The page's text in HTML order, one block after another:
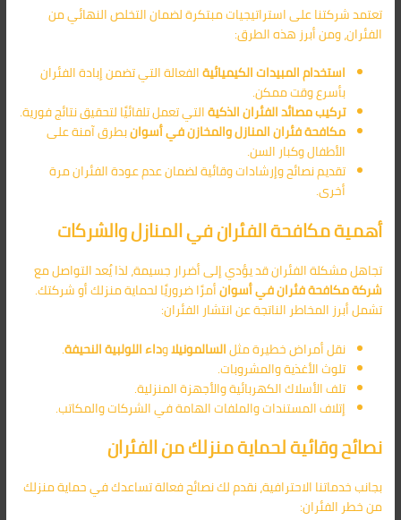
تعتمد شركتنا على استراتيجيات مبتكرة لضمان التخلص النهائي من
الفئران، ومن أبرز هذه الطرق:
استخدام المبيدات الكيميائيةالفعالة التي تضمن إبادة الفئران
بأسرع وقت ممكن.
تركيب مصائد الفئران الذكيةالتي تعمل تلقائيًا لتحقيق نتائج فورية.
مكافحة فئران المنازل والمخازن في أسوانبطرق آمنة على
الأطفال وكبار السن.
تقديم نصائح وإرشادات وقائية لضمان عدم عودة الفئران مرة
أخرى.
أهمية مكافحة الفئران في المنازل والشركات
تجاهل مشكلة الفئران قد يؤدي إلى أضرار جسيمة، لذا يُعد التواصل مع
شركة مكافحة فئران في أسوانأمرًا ضروريًا لحماية منزلك أو شركتك.
تشمل أبرز المخاطر الناتجة عن انتشار الفئران:
نقل أمراض خطيرة مثلالسالمونيلاوداء اللولبية النحيفة.
تلوث الأغذية والمشروبات.
تلف الأسلاك الكهربائية والأجهزة المنزلية.
إتلاف المستندات والملفات الهامة في الشركات والمكاتب.
نصائح وقائية لحماية منزلك من الفئران
بجانب خدماتنا الاحترافية، نقدم لك نصائح فعالة تساعدك في حماية منزلك
من خطر الفئران: